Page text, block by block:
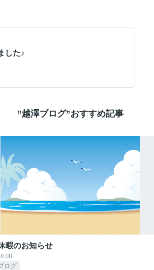
した♪
”越澤ブログ”おすすめ記事
暇のお知らせ
ログ